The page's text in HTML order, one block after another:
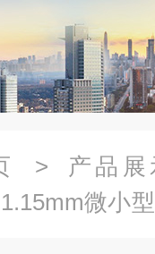
> 产品展
微小